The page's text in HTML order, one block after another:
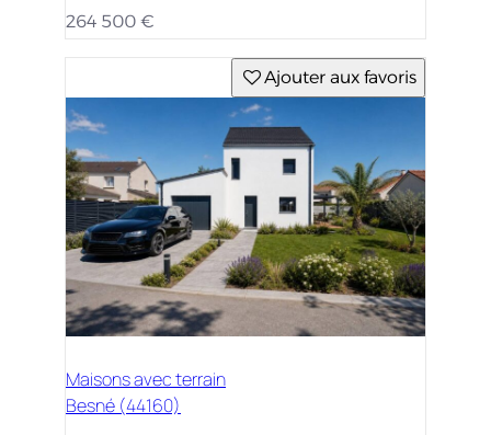
264 500 €
Ajouter aux favoris
Maisons avec terrain
Besné (44160)